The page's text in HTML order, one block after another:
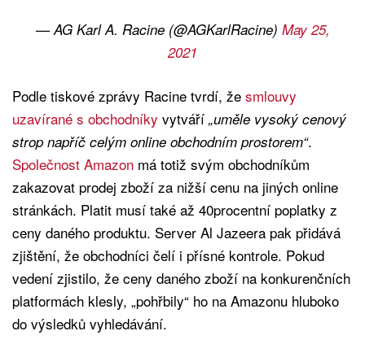
— AG Karl A. Racine (@AGKarlRacine) May 25,
2021
Podle tiskové zprávy Racine tvrdí, že smlouvy
uzavírané s obchodníky vytváří „uměle vysoký cenový
strop napříč celým online obchodním prostorem“.
Společnost Amazon má totiž svým obchodníkům
zakazovat prodej zboží za nižší cenu na jiných online
stránkách. Platit musí také až 40procentní poplatky z
ceny daného produktu. Server Al Jazeera pak přidává
zjištění, že obchodníci čelí i přísné kontrole. Pokud
vedení zjistilo, že ceny daného zboží na konkurenčních
platformách klesly, „pohřbily“ ho na Amazonu hluboko
do výsledků vyhledávání.